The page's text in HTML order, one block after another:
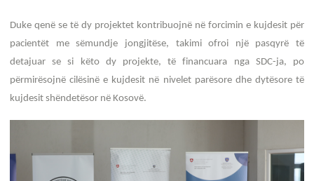
Duke qenë se të dy projektet kontribuojnë në forcimin e kujdesit për
pacientët me sëmundje jongjitëse, takimi ofroi një pasqyrë të
detajuar se si këto dy projekte, të financuara nga SDC-ja, po
përmirësojnë cilësinë e kujdesit në nivelet parësore dhe dytësore të
kujdesit shëndetësor në Kosovë.